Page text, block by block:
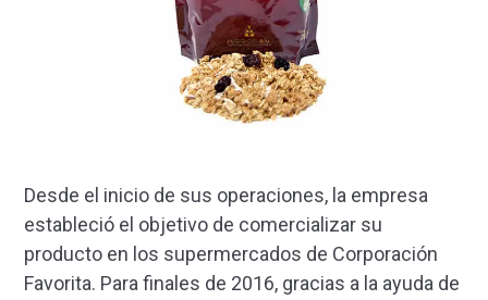
Desde el inicio de sus operaciones, la empresa
estableció el objetivo de comercializar su
producto en los supermercados de Corporación
Favorita. Para finales de 2016, gracias a la ayuda de